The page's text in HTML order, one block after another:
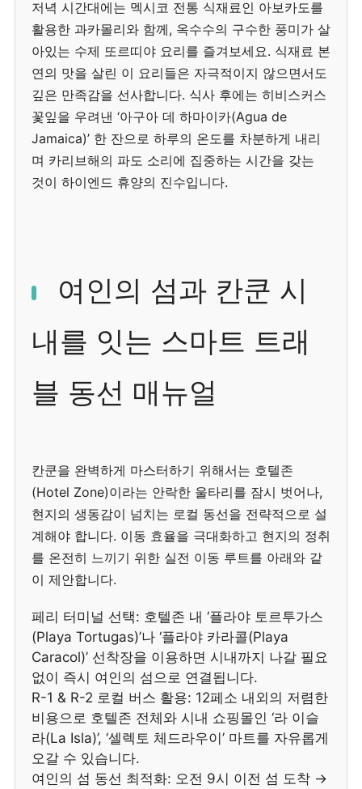
저녁 시간대에는 멕시코 전통 식재료인 아보카도를
활용한 과카몰리와 함께, 옥수수의 구수한 풍미가 살
아있는 수제 또르띠야 요리를 즐겨보세요. 식재료 본
연의 맛을 살린 이 요리들은 자극적이지 않으면서도
깊은 만족감을 선사합니다. 식사 후에는 히비스커스
꽃잎을 우려낸 ‘아구아 데 하마이카(Agua de
Jamaica)’ 한 잔으로 하루의 온도를 차분하게 내리
며 카리브해의 파도 소리에 집중하는 시간을 갖는
것이 하이엔드 휴양의 진수입니다.
여인의 섬과 칸쿤 시
내를 잇는 스마트 트래
블 동선 매뉴얼
칸쿤을 완벽하게 마스터하기 위해서는 호텔존
(Hotel Zone)이라는 안락한 울타리를 잠시 벗어나,
현지의 생동감이 넘치는 로컬 동선을 전략적으로 설
계해야 합니다. 이동 효율을 극대화하고 현지의 정취
를 온전히 느끼기 위한 실전 이동 루트를 아래와 같
이 제안합니다.
페리 터미널 선택: 호텔존 내 ‘플라야 토르투가스
(Playa Tortugas)’나 ‘플라야 카라콜(Playa
Caracol)’ 선착장을 이용하면 시내까지 나갈 필요
없이 즉시 여인의 섬으로 연결됩니다.
R-1 & R-2 로컬 버스 활용: 12페소 내외의 저렴한
비용으로 호텔존 전체와 시내 쇼핑몰인 ‘라 이슬
라(La Isla)’, ‘셀렉토 체드라우이’ 마트를 자유롭게
오갈 수 있습니다.
여인의 섬 동선 최적화: 오전 9시 이전 섬 도착 →